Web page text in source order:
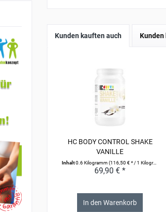
Kunden kauften auch Kunden
HC BODY CONTROL SHAKE
VANILLE
Inhalt0.6 Kilogramm (116,50 € * / 1 Kilogramm)
69,90 € *
In den Warenkorb